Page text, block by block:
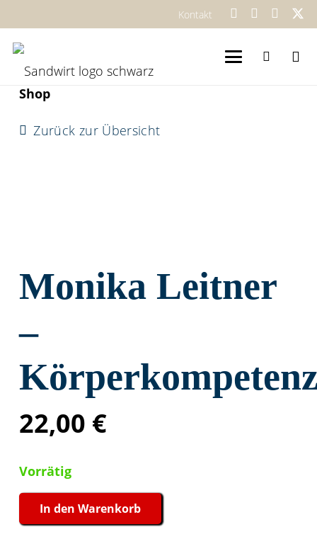
Kontakt
Shop
Zurück zur Übersicht
Monika Leitner
–
22,00 €
Vorrätig
Monika
In den Warenkorb